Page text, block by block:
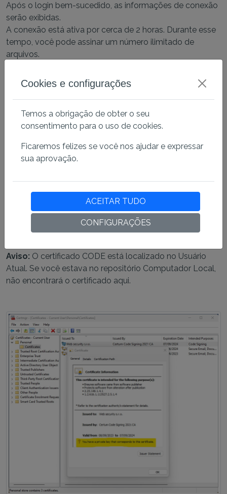
Após o login bem-sucedido, as informações de conexão
serão exibidas.
A conexão está ativa por cerca de 2 horas. Durante esse
tempo, você pode assinar um número ilimitado de
arquivos.
Ao executar a ferramenta Gerenciador de Certificados
(Certmgr.msc) podemos verificar a conexão correta com
certificado de assinatura CODE. Após clicar, você deve
Aviso: O certificado CODE está localizado no Usuário
Atual. Se você estava no repositório Computador Local,
não encontrará o certificado aqui.
Cookies e configurações
Temos a obrigação de obter o seu
consentimento para o uso de cookies.
Ficaremos felizes se você nos ajudar e expressar
sua aprovação.
ACEITAR TUDO
CONFIGURAÇÕES